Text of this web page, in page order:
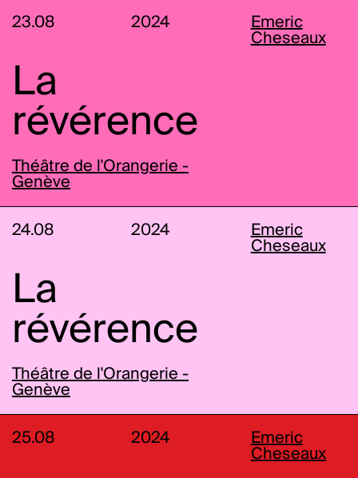
23.08 2024
Emeric
Cheseaux
La
révérence
Théâtre de l'Orangerie -
Genève
24.08 2024
Emeric
Cheseaux
La
révérence
Théâtre de l'Orangerie -
Genève
25.08 2024
Emeric
Cheseaux